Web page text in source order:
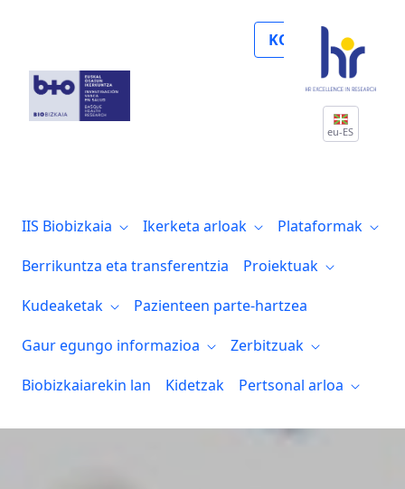
KOLABORATU
eu-ES
IIS Biobizkaia Ikerketa arloak
Plataformak
Berrikuntza eta transferentzia
Proiektuak
Kudeaketak
Pazienteen parte-hartzea
Gaur egungo informazioa
Zerbitzuak
Biobizkaiarekin lan
Kidetzak Pertsonal arloa